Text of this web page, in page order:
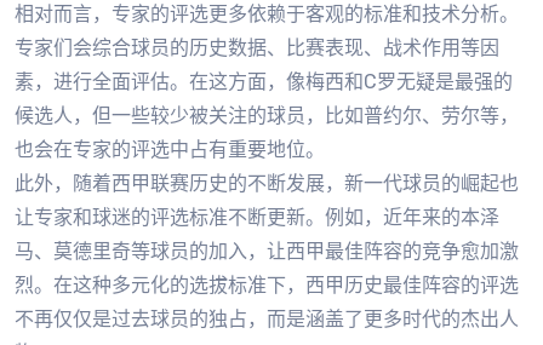
相对而言，专家的评选更多依赖于客观的标准和技术分析。
专家们会综合球员的历史数据、比赛表现、战术作用等因
素，进行全面评估。在这方面，像梅西和C罗无疑是最强的
候选人，但一些较少被关注的球员，比如普约尔、劳尔等，
也会在专家的评选中占有重要地位。
此外，随着西甲联赛历史的不断发展，新一代球员的崛起也
让专家和球迷的评选标准不断更新。例如，近年来的本泽
马、莫德里奇等球员的加入，让西甲最佳阵容的竞争愈加激
烈。在这种多元化的选拔标准下，西甲历史最佳阵容的评选
不再仅仅是过去球员的独占，而是涵盖了更多时代的杰出人